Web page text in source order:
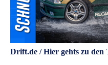
Drift.de / Hier gehts zu den